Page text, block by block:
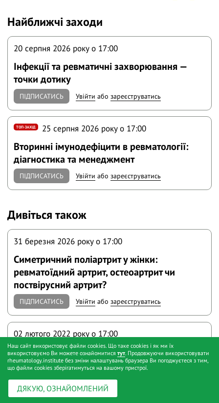
Найближчі заходи
20 серпня 2026 року o 17:00
Інфекції та ревматичні захворювання —
точки дотику
ПІДПИСАТИСЬ Увійти абозареєструватись
ТОП-ЗАХІД 25 серпня 2026 року o 17:00
Вторинні імунодефіцити в ревматології:
діагностика та менеджмент
ПІДПИСАТИСЬ Увійти абозареєструватись
Дивіться також
31 березня 2026 року o 17:00
Симетричний поліартрит у жінки:
ревматоїдний артрит, остеоартрит чи
поствірусний артрит?
ПІДПИСАТИСЬ Увійти абозареєструватись
02 лютого 2022 року o 17:00
Ревматоїдний артрит — підходи до
діагностики та лікування
ПІДПИСАТИСЬ Увійтиабозареєструватись
Наш сайт використовує файли cookies. Що таке cookies і як ми їх
використовуємо Ви можете ознайомитися тут. Продовжуючи використовувати
rheumatology.institute без зміни налаштувань браузера Ви погоджуєтеся з тим,
що файли cookies зберігатимуться на вашому пристрої.
ДЯКУЮ, ОЗНАЙОМЛЕНИЙ